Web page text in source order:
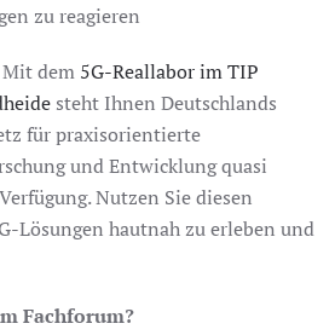
zu reagieren
Mit dem 5G-Reallabor im TIP
steht Ihnen Deutschlands
für praxisorientierte
und Entwicklung quasi
Nutzen Sie diesen
Lösungen hautnah zu erleben und
Fachforum?